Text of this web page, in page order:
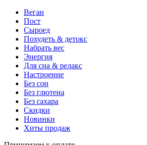
Веган
Пост
Сыроед
Похудеть & детокс
Набрать вес
Энергия
Для сна & релакс
Настроение
Без сои
Без глютена
Без сахара
Скидки
Новинки
Хиты продаж